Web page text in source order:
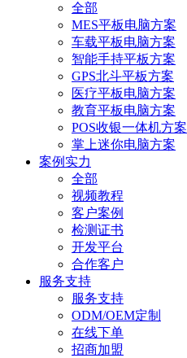
全部
MES平板电脑方案
车载平板电脑方案
智能手持平板方案
GPS北斗平板方案
医疗平板电脑方案
教育平板电脑方案
POS收银一体机方案
掌上迷你电脑方案
案例实力
全部
视频教程
客户案例
检测证书
开发平台
合作客户
服务支持
服务支持
ODM/OEM定制
在线下单
招商加盟